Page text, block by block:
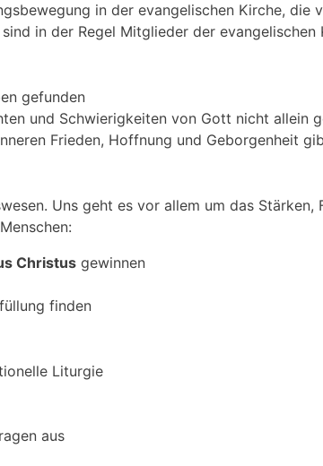
in der evangelischen Kirche, die
in der Regel Mitglieder der evangelischen
gefunden
und Schwierigkeiten von Gott nicht allein
Frieden, Hoffnung und Geborgenheit
Uns geht es vor allem um das
Christus gewinnen
finden
Liturgie
aus